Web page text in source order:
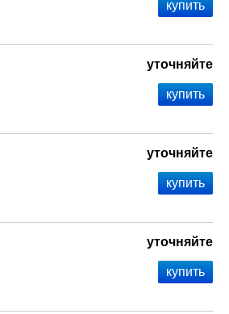
уточняйте
уточняйте
уточняйте